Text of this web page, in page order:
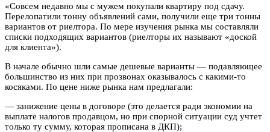
«Совсем недавно мы с мужем покупали квартиру под сдачу.
Перелопатили тонну объявлений сами, получили еще три тонны
вариантов от риелтора. По мере изучения рынка мы составляли
списки подходящих вариантов (риелторы их называют «доской
для клиента»).
В начале обычно шли самые дешевые варианты — подавляющее
большинство из них при прозвонах оказывалось с какими-то
косяками. По цене ниже рынка нам предлагали:
— занижение цены в договоре (это делается ради экономии на
выплате налогов продавцом, но при спорной ситуации суд учтет
только ту сумму, которая прописана в ДКП);